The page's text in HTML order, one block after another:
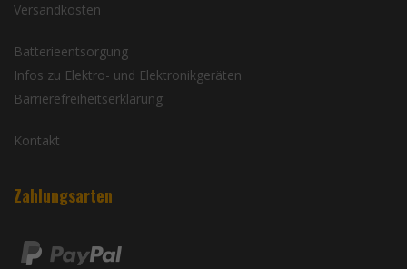
Versandkosten
Batterieentsorgung
Infos zu Elektro- und Elektronikgeräten
Barrierefreiheitserklärung
Kontakt
Zahlungsarten